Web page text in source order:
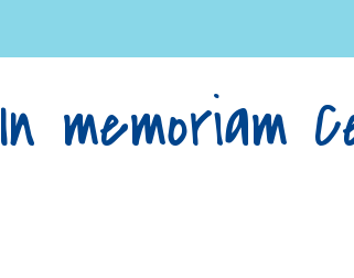
In memoriam